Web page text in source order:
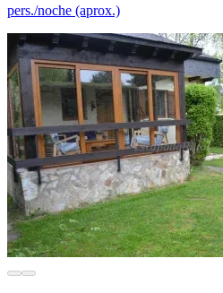
pers./noche (aprox.)